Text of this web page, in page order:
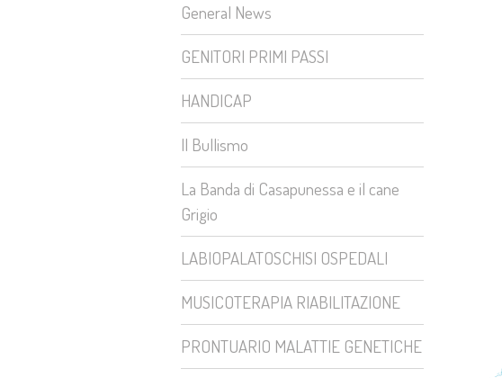
General News
GENITORI PRIMI PASSI
HANDICAP
Il Bullismo
La Banda di Casapunessa e il cane
Grigio
LABIOPALATOSCHISI OSPEDALI
MUSICOTERAPIA RIABILITAZIONE
PRONTUARIO MALATTIE GENETICHE